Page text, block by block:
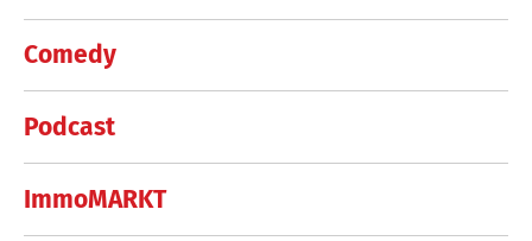
Comedy
Podcast
ImmoMARKT